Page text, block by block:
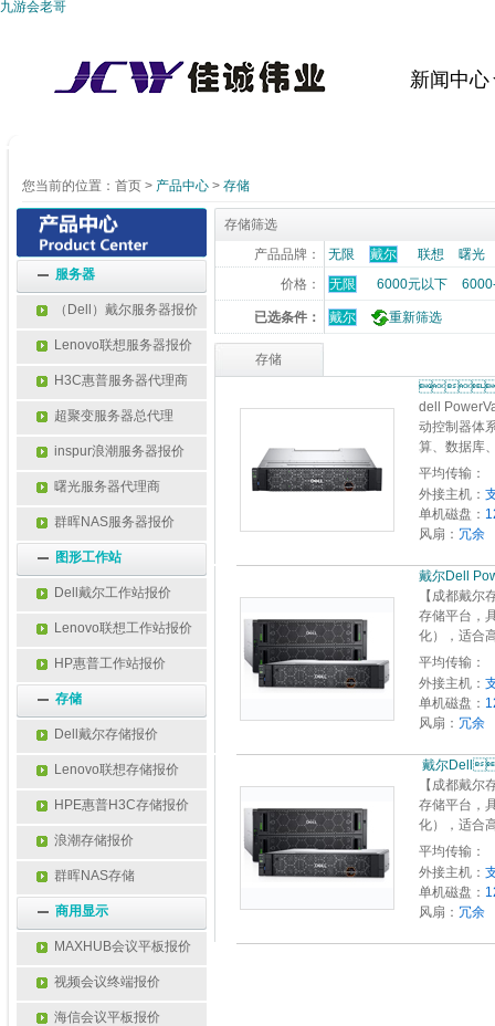
九游会老哥
新闻中心
您当前的位置： 首页 > 产品中心 > 存储
服务器
（Dell）戴尔服务器报价
Lenovo联想服务器报价
H3C惠普服务器代理商
超聚变服务器总代理
inspur浪潮服务器报价
曙光服务器代理商
群晖NAS服务器报价
图形工作站
Dell戴尔工作站报价
Lenovo联想工作站报价
HP惠普工作站报价
存储
Dell戴尔存储报价
Lenovo联想存储报价
HPE惠普H3C存储报价
浪潮存储报价
群晖NAS存储
商用显示
MAXHUB会议平板报价
视频会议终端报价
海信会议平板报价
存储筛选
产品品牌：
无限 戴尔 联想
曙光
价格：
无限 6000元以下
已选条件： 戴尔 重新筛选
存储

dell
动控制器体
算、数据库
平均传输：
外接主机：
单机磁盘：
风扇： 冗余
戴尔Dell
【成都戴
存储平台，
化），适合
平均传输：
外接主机：
单机磁盘：
风扇： 冗余
 戴尔
【成都戴
存储平台，
化），适合
平均传输：
外接主机：
单机磁盘：
风扇： 冗余